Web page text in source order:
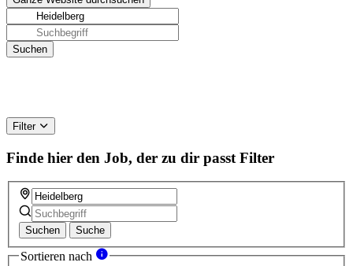
Filter
Finde hier den Job, der zu dir passt Filter
Suchen Suche
Sortieren nach